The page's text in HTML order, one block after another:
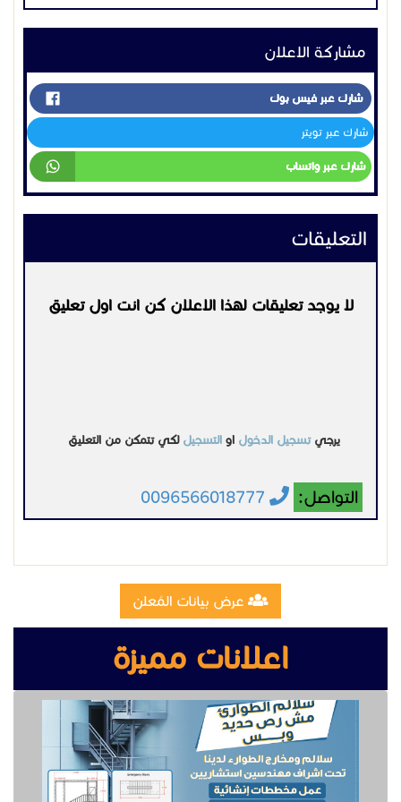
مشاركة الاعلان
شارك عبر فيس بوك
شارك عبر تويتر
شارك عبر واتساب
التعليقات
لا يوجد تعليقات لهذا الاعلان كن انت اول تعليق
يرجيتسجيل الدخول او التسجيل لكي تتمكن من التعليق
التواصل: 0096566018777
عرض بيانات المُعلن
اعلانات مميزة